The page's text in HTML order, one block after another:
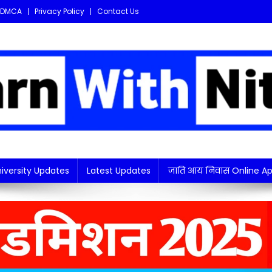
DMCA Privacy Policy Contact Us
Updates Latest Updates जाति आय निवास Online